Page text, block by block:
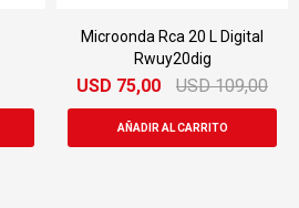
Microonda Rca 20 L Digital
Rwuy20dig
USD 75,00 USD 109,00